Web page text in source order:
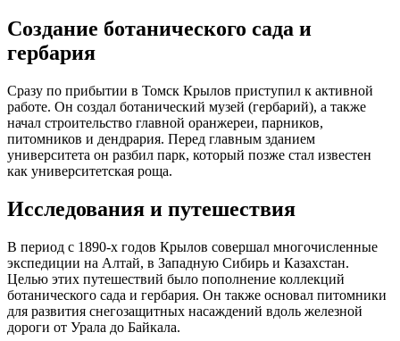
Создание ботанического сада и
гербария
Сразу по прибытии в Томск Крылов приступил к активной
работе. Он создал ботанический музей (гербарий), а также
начал строительство главной оранжереи, парников,
питомников и дендрария. Перед главным зданием
университета он разбил парк, который позже стал известен
как университетская роща.
Исследования и путешествия
В период с 1890-х годов Крылов совершал многочисленные
экспедиции на Алтай, в Западную Сибирь и Казахстан.
Целью этих путешествий было пополнение коллекций
ботанического сада и гербария. Он также основал питомники
для развития снегозащитных насаждений вдоль железной
дороги от Урала до Байкала.